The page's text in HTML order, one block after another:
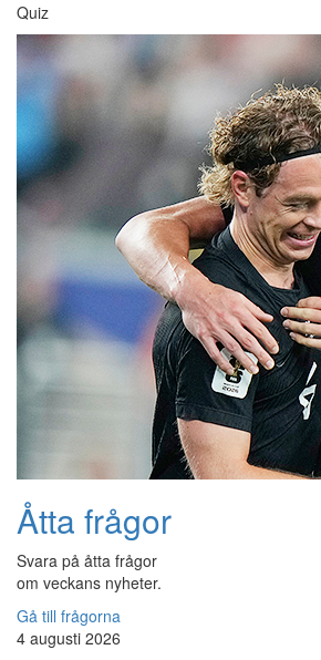
Quiz
Åtta frågor
Svara på åtta frågor
om veckans nyheter.
Gå till frågorna
4 augusti 2026